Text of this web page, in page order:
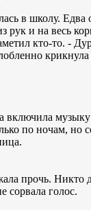
в школу. Едва
рук и на весь
кто-то. -
по ночам, но
прочь.
сорвала голос.